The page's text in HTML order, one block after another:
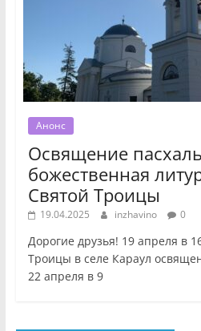
Анонс
Освящение
божественная
Святой Троицы
19.04.2025 inzhavino 0
Дорогие друзья! 19 апреля в
Троицы в селе Караул
22 апреля в 9